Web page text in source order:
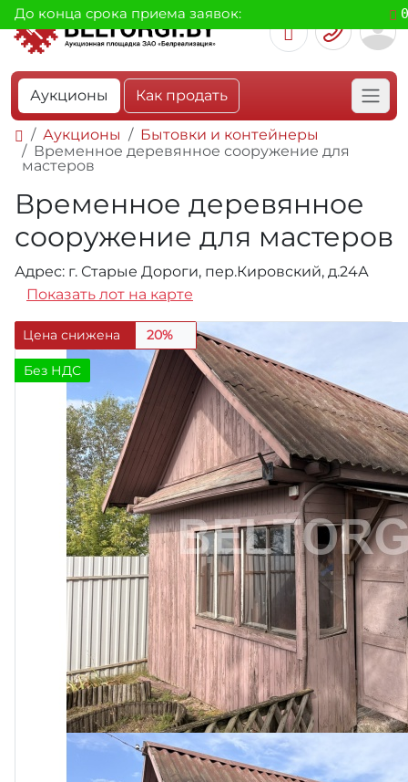
Аукционы Как продать
Аукционы
Бытовки и контейнеры
Временное деревянное сооружение для
мастеров
Временное деревянное
сооружение для мастеров
Адрес: г. Старые Дороги, пер.Кировский, д.24А
Показать лот на карте
Цена снижена 20%
Без НДС
До конца срока приема заявок: